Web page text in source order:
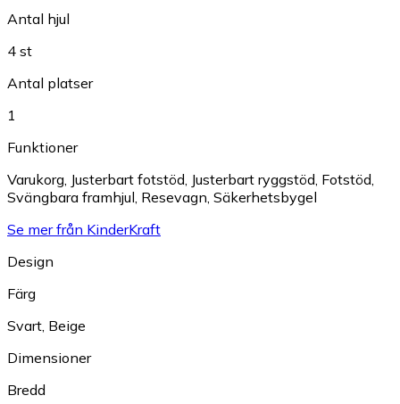
Antal hjul
4 st
Antal platser
1
Funktioner
Varukorg, Justerbart fotstöd, Justerbart ryggstöd, Fotstöd,
Svängbara framhjul, Resevagn, Säkerhetsbygel
Se mer från KinderKraft
Design
Färg
Svart, Beige
Dimensioner
Bredd